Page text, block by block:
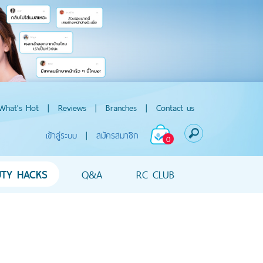
Hot | Reviews | Branches | Contact us
0
เข้าสู่ระบบ | สมัครสมาชิก
HACKS Q&A RC CLUB